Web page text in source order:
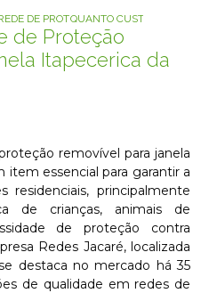
PARA JANELA
DE PROTECAO REMOVIVEL PARA
QUANTO CUSTA REDE DE
de Proteção
Itapecerica da
removível para janela
item essencial para garantir a
residenciais, principalmente
de crianças, animais de
de proteção contra
Redes Jacaré, localizada
destaca no mercado há 35
de qualidade em redes de